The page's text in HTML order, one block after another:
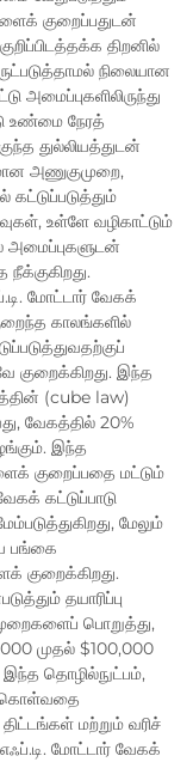
குறைப்பதுடன்
திறனில்
நிலையான
அமைப்புகளிலிருந்து
உண்மை நேரத்
துல்லியத்துடன்
அணுகுமுறை,
உள்ளே வழிகாட்டும்
மோட்டார் வேகக்
காலங்களில்
குறைக்கிறது. இந்த
(cube law)
வேகத்தில் 20%
இந்த
குறைப்பதை மட்டும்
கட்டுப்பாடு
மேலும்
பங்கை
குறைக்கிறது.
தயாரிப்பு
பொறுத்து,
முதல் $100,000
தொழில்நுட்பம்,
மற்றும் வரிச்
மோட்டார் வேகக்